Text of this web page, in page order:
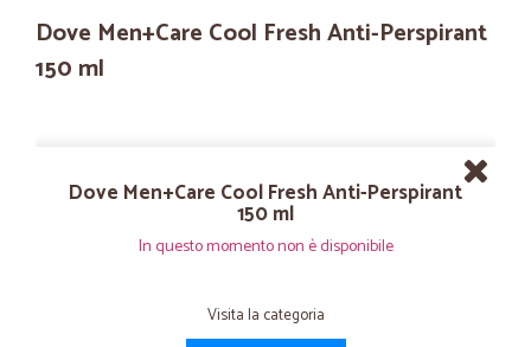
Dove Men+Care Cool Fresh Anti-Perspirant
150 ml
Dove Men+Care Cool Fresh Anti-Perspirant
150 ml
In questo momento non è disponibile
Visita la categoria